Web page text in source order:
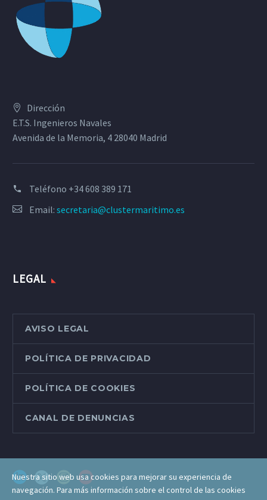
Dirección
E.T.S. Ingenieros Navales
Avenida de la Memoria, 4 28040 Madrid
Teléfono +34 608 389 171
Email: secretaria@clustermaritimo.es
LEGAL
AVISO LEGAL
POLÍTICA DE PRIVACIDAD
POLÍTICA DE COOKIES
CANAL DE DENUNCIAS
Nuestra sitio web usa cookies para mejorar su experiencia de
navegación. Para más información sobre el control de las cookies